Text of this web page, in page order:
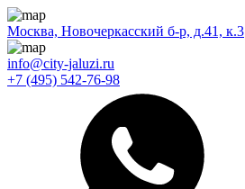
Москва, Новочеркасский б-р, д.41, к.3
info@city-jaluzi.ru
+7 (495) 542-76-98